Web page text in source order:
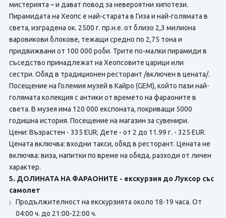
мистерията – и дават повод за невероятни хипотези.
Пирамидата на Хеопс е най-старата в Гиза и най-голямата в
света, изградена ок. 2500 г. пр.н.е. от близо 2,3 милиона
варовикови блокове, тежащи средно по 2,75 тона и
придвижвани от 100 000 роби. Трите по-малки пирамиди в
съседство принадлежат на Хеопсовите царици или
сестри. Обяд в традиционен ресторант /включен в цената/.
Посещение на Големия музей в Кайро (GEM), който пази най-
голямата колекция с антики от времето на фараоните в
света. В музея има 120 000 експоната, покриващи 5000
годишна история. Посещение на магазин за сувенири.
Цени: Възрастен - 335 EUR; Дете - от 2 до 11.99 г. - 325 EUR.
Цената включва: входни такси, обяд в ресторант. Цената не
включва: виза, напитки по време на обяда, разходи от личен
характер.
5. ДОЛИНАТА НА ФАРАОНИТЕ - екскурзия до Луксор със
самолет
Продължителност на екскурзията около 18-19 часа. От
04:00 ч. до 21:00-22:00 ч.